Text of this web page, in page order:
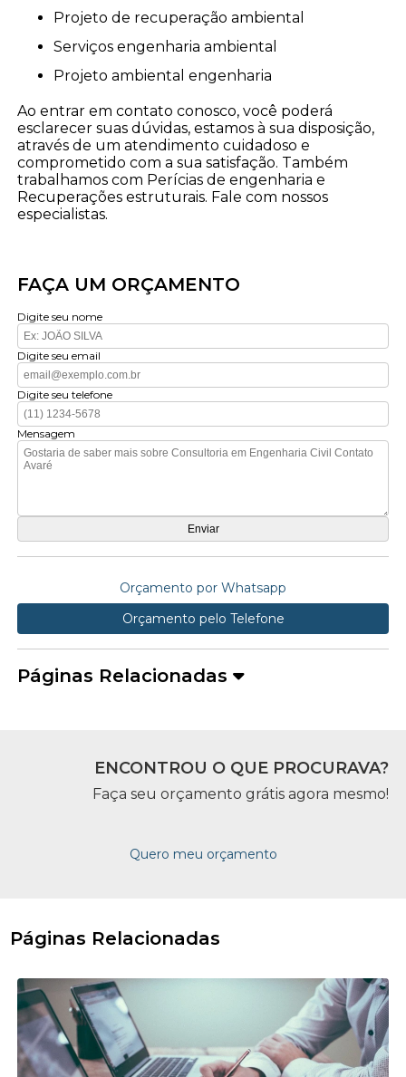
projeto de recuperação ambiental
serviços engenharia ambiental
projeto ambiental engenharia
Ao entrar em contato conosco, você poderá
esclarecer suas dúvidas, estamos à sua disposição,
através de um atendimento cuidadoso e
comprometido com a sua satisfação. Também
trabalhamos com Perícias de engenharia e
Recuperações estruturais. Fale com nossos
especialistas.
FAÇA UM ORÇAMENTO
Digite seu nome
Digite seu email
Digite seu telefone
Mensagem
Orçamento por Whatsapp
Orçamento pelo Telefone
Páginas Relacionadas
ENCONTROU O QUE PROCURAVA?
Faça seu orçamento grátis agora mesmo!
Quero meu orçamento
Páginas Relacionadas